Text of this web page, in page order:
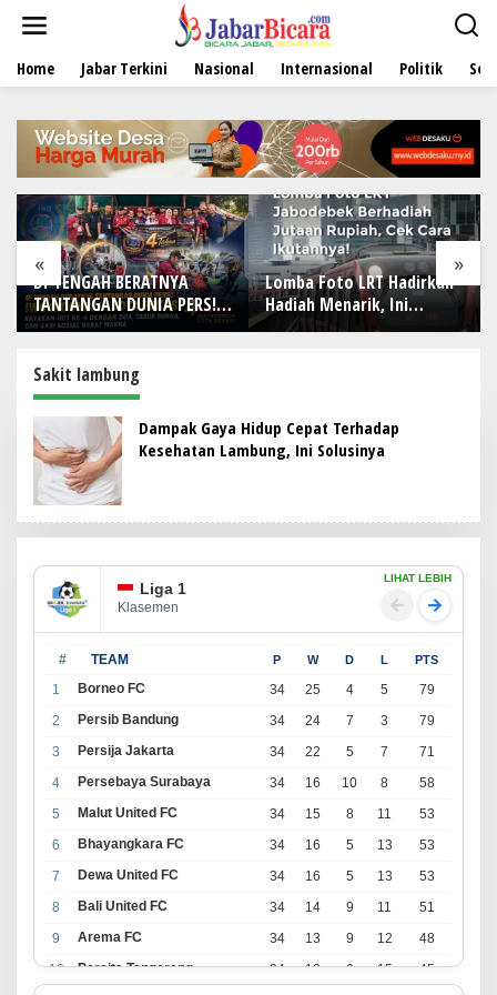
t
Home Jabar Terkini Nasional Internasional Politik
« »
DI TENGAH BERATNYA
TANTANGAN DUNIA PERS!
IWO Indonesia Kota
dengan Doa, Tabur Bunga,
dan Aksi Sosial Sarat
Makna
Lomba Foto LRT Hadirkan
Hadiah Menarik, Ini
Syaratnya
Sakit lambung
Dampak Gaya Hidup Cepat Terhadap
Kesehatan Lambung, Ini Solusinya
Liga 1
Klasemen
LIHAT LEBIH
# TEAM P W D L PTS
1 Borneo FC 34 25 4 5
79
2
Persib Bandung 34 24 7 3
79
3
Persija Jakarta 34 22 5 7
71
4
Persebaya Surabaya 34 16 10 8
58
5
Malut United FC 34 15 8 11
53
6
Bhayangkara FC 34 16 5 13
53
7
Dewa United FC 34 16 5 13
53
8
Bali United FC 34 14 9 11
51
9
Arema FC 34 13 9 12
48
10
Persita Tangerang 34 13 6 15
45